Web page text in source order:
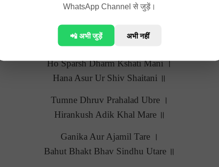
WhatsApp Channel से जुड़ें।
📲 अभी जुड़ें अभी नहीं
Vrinda Ki Sab Surati Bhulani ॥
Dekhat Tin Danuj Shaitani ।
Vrinda Aay Tumhen Laptani ॥
Ho Sparsh Dharm Kshati Mani ।
Hana Asur Ur Shiv Shaitani ॥
Tumne Dhruv Prahalad Ubre ।
Hirankush Adik Khal Mare ॥
Ganika Aur Ajamil Tare ।
Bahut Bhakt Bhav Sindhu Utare ॥